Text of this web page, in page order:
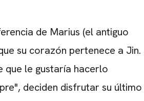
de Marius (el antiguo
su corazón pertenece a Jin.
que le gustaría hacerlo
deciden disfrutar su último